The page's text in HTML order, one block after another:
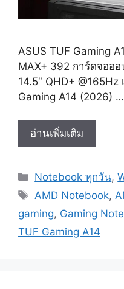
ASUS TUF Gaming
MAX+ 392 การ์ดจออ
14.5″ QHD+ @165Hz
Gaming A14 (2026) …
อ่านเพิ่มเติม
TUF
A14
สเปก
Ryzen
MAX+
Categories
Notebook ทุกวัน,
Tags
AMD Notebook,
gaming, Gaming
TUF Gaming A14